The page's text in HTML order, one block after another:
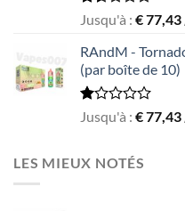
Rated
out
of
5
Jusqu'à : €77,43
RAndM -
(par boîte de 10)
Rated
of
5
Jusqu'à : €77,43
LES MIEUX NOTÉS